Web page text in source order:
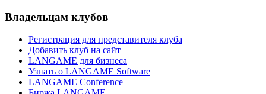
Владельцам клубов
Регистрация для представителя клуба
Добавить клуб на сайт
LANGAME для бизнеса
Узнать о LANGAME Software
LANGAME Conference